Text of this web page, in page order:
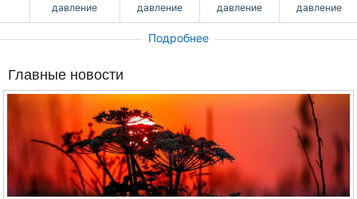
давление
давление
давление
давление
Подробнее
Главные новости